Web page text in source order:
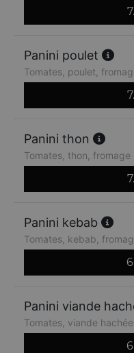
Panini poulet
Tomates, poulet,
Panini thon
Tomates, thon, fromage
Panini kebab
Tomates, kebab,
Panini viande
Tomates, viande